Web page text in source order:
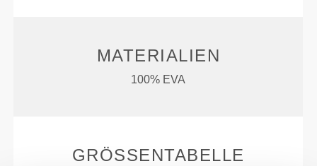
MATERIALIEN
100% EVA
GRÖSSENTABELLE